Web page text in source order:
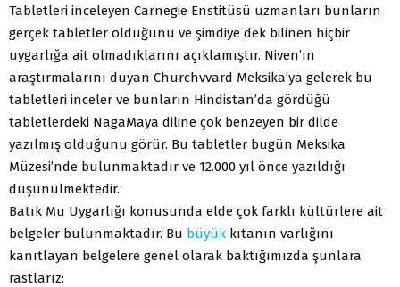
Tabletleri inceleyen Carnegie Enstitüsü uzmanları bunların
gerçek tabletler olduğunu ve şimdiye dek bilinen hiçbir
uygarlığa ait olmadıklarını açıklamıştır. Niven’ın
araştırmalarını duyan Churchvvard Meksika’ya gelerek bu
tabletleri inceler ve bunların Hindistan’da gördüğü
tabletlerdeki NagaMaya diline çok benzeyen bir dilde
yazılmış olduğunu görür. Bu tabletler bugün Meksika
Müzesi’nde bulunmaktadır ve 12.000 yıl önce yazıldığı
düşünülmektedir.
Batık Mu Uygarlığı konusunda elde çok farklı kültürlere ait
belgeler bulunmaktadır. Bu büyük kıtanın varlığını
kanıtlayan belgelere genel olarak baktığımızda şunlara
rastlarız: